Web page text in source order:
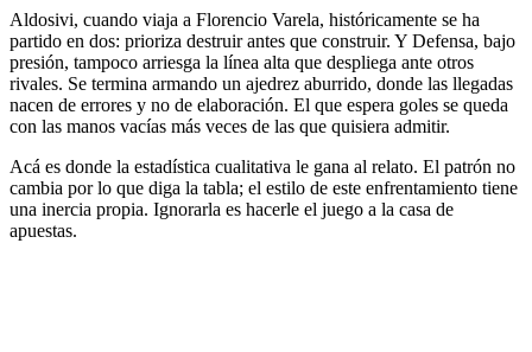
Aldosivi, cuando viaja a Florencio Varela, históricamente se ha
partido en dos: prioriza destruir antes que construir. Y Defensa, bajo
presión, tampoco arriesga la línea alta que despliega ante otros
rivales. Se termina armando un ajedrez aburrido, donde las llegadas
nacen de errores y no de elaboración. El que espera goles se queda
con las manos vacías más veces de las que quisiera admitir.
Acá es donde la estadística cualitativa le gana al relato. El patrón no
cambia por lo que diga la tabla; el estilo de este enfrentamiento tiene
una inercia propia. Ignorarla es hacerle el juego a la casa de
apuestas.